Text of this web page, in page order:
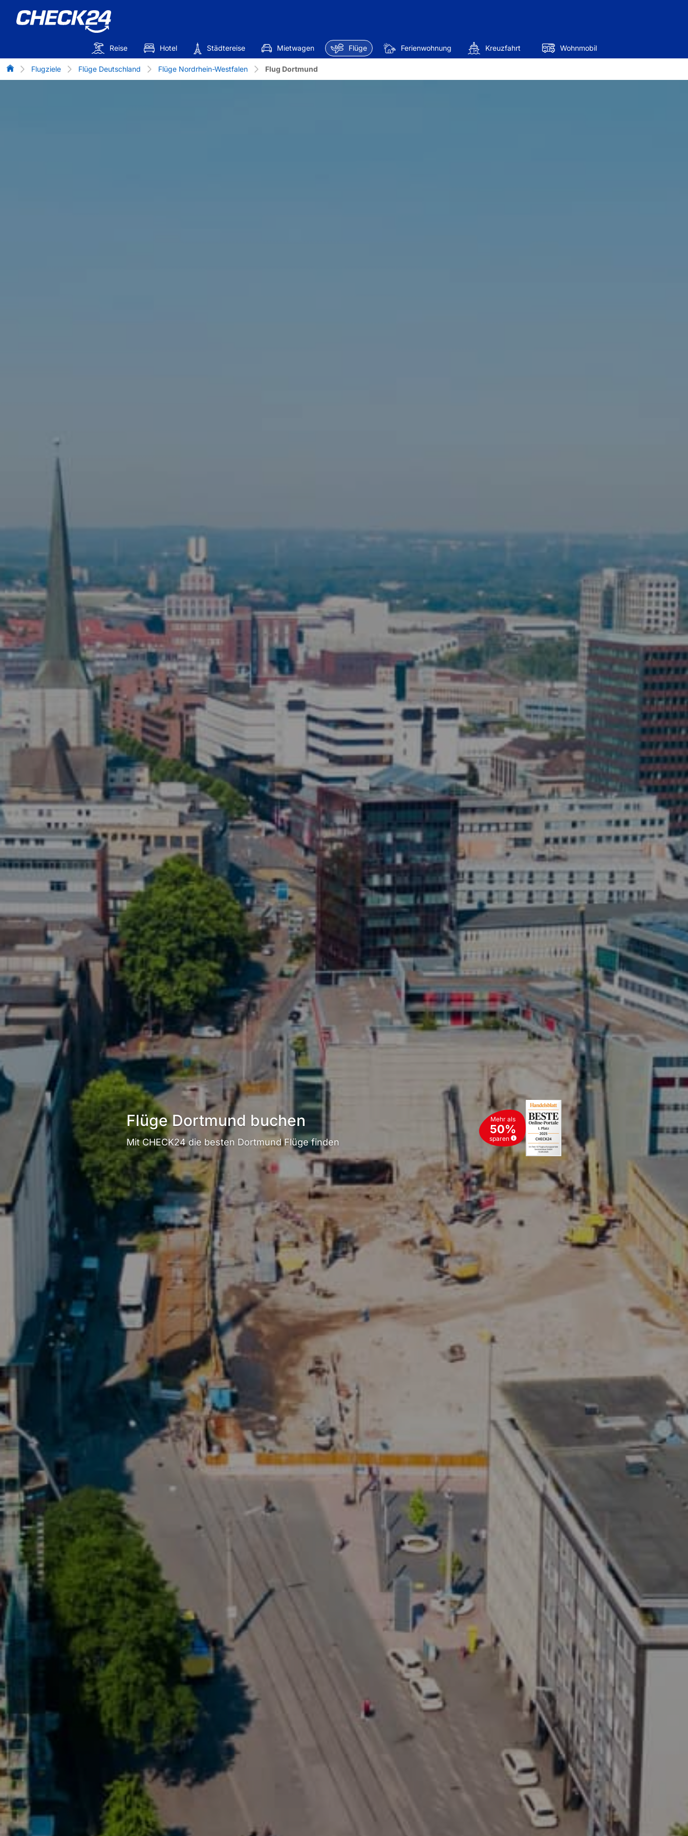
Reise Hotel Städtereise Mietwagen Flüge Ferienwohnung Kreuzfahrt Wohnmobil
Flug-Vergleich
Flugziele Flüge Deutschland Flüge Nordrhein-Westfalen Flug Dortmund
Flüge Dortmund buchen
Mit CHECK24 die besten Dortmund Flüge finden
Mehr als
50%
sparen